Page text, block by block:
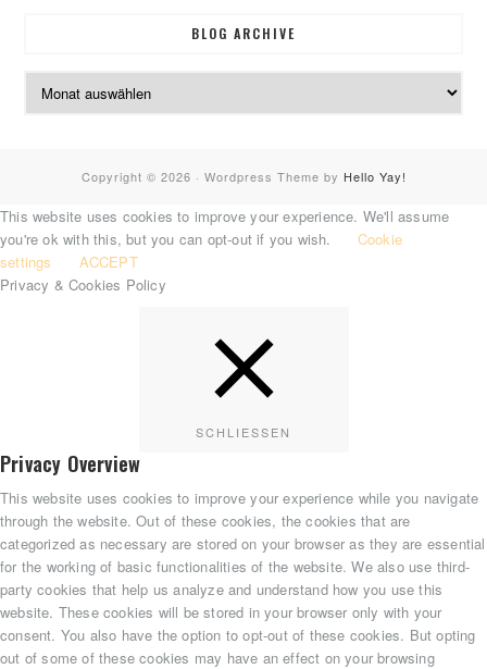
BLOG ARCHIVE
Blog
Archive
Copyright © 2026 · Wordpress Theme by Hello Yay!
This website uses cookies to improve your experience. We'll assume
you're ok with this, but you can opt-out if you wish.
Cookie
settings
ACCEPT
Privacy & Cookies Policy
SCHLIESSEN
Privacy Overview
This website uses cookies to improve your experience while you navigate
through the website. Out of these cookies, the cookies that are
categorized as necessary are stored on your browser as they are essential
for the working of basic functionalities of the website. We also use third-
party cookies that help us analyze and understand how you use this
website. These cookies will be stored in your browser only with your
consent. You also have the option to opt-out of these cookies. But opting
out of some of these cookies may have an effect on your browsing